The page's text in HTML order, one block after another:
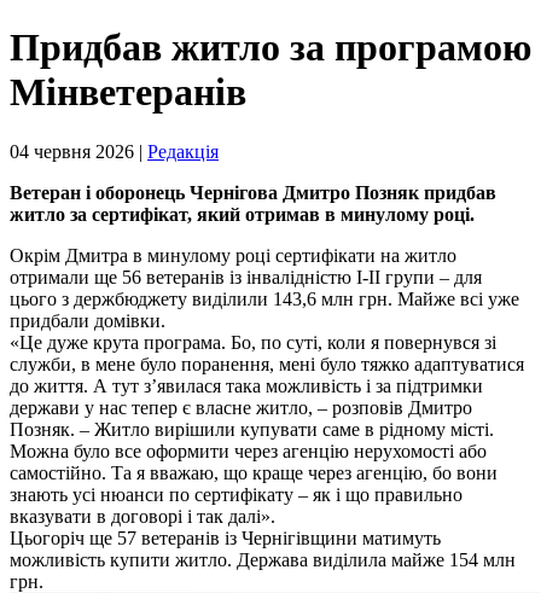
Придбав житло за програмою
Мінветеранів
04 червня 2026 | Редакція
Ветеран і оборонець Чернігова Дмитро Позняк придбав
житло за сертифікат, який отримав в минулому році.
Окрім Дмитра в минулому році сертифікати на житло
отримали ще 56 ветеранів із інвалідністю І-ІІ групи – для
цього з держбюджету виділили 143,6 млн грн. Майже всі уже
придбали домівки.
«Це дуже крута програма. Бо, по суті, коли я повернувся зі
служби, в мене було поранення, мені було тяжко адаптуватися
до життя. А тут з’явилася така можливість і за підтримки
держави у нас тепер є власне житло, – розповів Дмитро
Позняк. – Житло вирішили купувати саме в рідному місті.
Можна було все оформити через агенцію нерухомості або
самостійно. Та я вважаю, що краще через агенцію, бо вони
знають усі нюанси по сертифікату – як і що правильно
вказувати в договорі і так далі».
Цьогоріч ще 57 ветеранів із Чернігівщини матимуть
можливість купити житло. Держава виділила майже 154 млн
грн.